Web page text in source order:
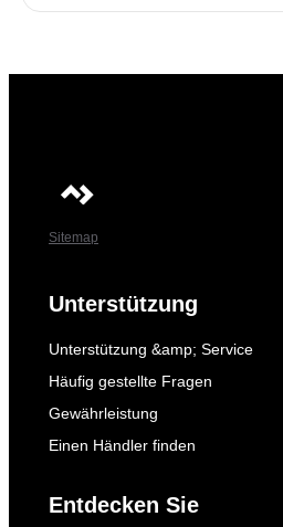
Sitemap
Unterstützung
Unterstützung &amp; Service
Häufig gestellte Fragen
Gewährleistung
Einen Händler finden
Entdecken Sie